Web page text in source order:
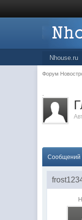
Nhouse.ru
Форум
.
Сообщений